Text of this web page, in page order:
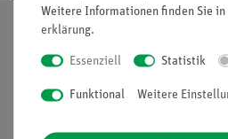
Weitere Informationen finden Sie in
erklärung.
Essenziell Statistik
Funktional Weitere